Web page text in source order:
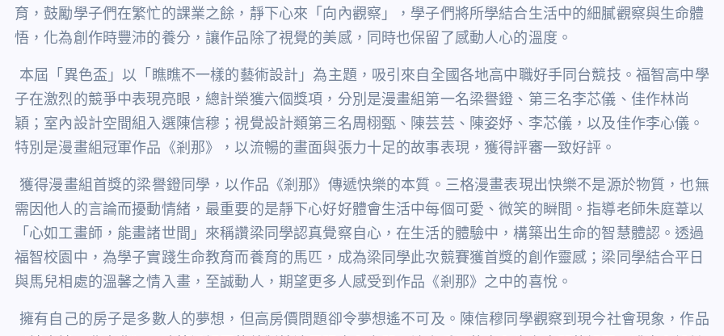
育，鼓勵學子們在繁忙的課業之餘，靜下心來「向內觀察」，學子們將所學結合生活中的細膩觀察與生命體
悟，化為創作時豐沛的養分，讓作品除了視覺的美感，同時也保留了感動人心的溫度。
本屆「異色盃」以「瞧瞧不一樣的藝術設計」為主題，吸引來自全國各地高中職好手同台競技。福智高中學
子在激烈的競爭中表現亮眼，總計榮獲六個獎項，分別是漫畫組第一名梁譽鐙、第三名李芯儀、佳作林尚
穎；室內設計空間組入選陳信穆；視覺設計類第三名周栩甄、陳芸芸、陳姿妤、李芯儀，以及佳作李心儀。
特別是漫畫組冠軍作品《剎那》，以流暢的畫面與張力十足的故事表現，獲得評審一致好評。
獲得漫畫組首獎的梁譽鐙同學，以作品《剎那》傳遞快樂的本質。三格漫畫表現出快樂不是源於物質，也無
需因他人的言論而擾動情緒，最重要的是靜下心好好體會生活中每個可愛、微笑的瞬間。指導老師朱庭葦以
「心如工畫師，能畫諸世間」來稱讚梁同學認真覺察自心，在生活的體驗中，構築出生命的智慧體認。透過
福智校園中，為學子實踐生命教育而養育的馬匹，成為梁同學此次競賽獲首獎的創作靈感；梁同學結合平日
與馬兒相處的溫馨之情入畫，至誠動人，期望更多人感受到作品《剎那》之中的喜悅。
擁有自己的房子是多數人的夢想，但高房價問題卻令夢想遙不可及。陳信穆同學觀察到現今社會現象，作品